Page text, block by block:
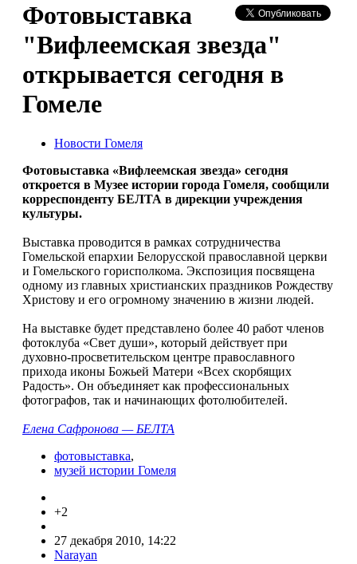
Фотовыставка
"Вифлеемская звезда"
открывается сегодня в
Гомеле
Новости Гомеля
Фотовыставка «Вифлеемская звезда» сегодня
откроется в Музее истории города Гомеля, сообщили
корреспонденту БЕЛТА в дирекции учреждения
культуры.
Выставка проводится в рамках сотрудничества
Гомельской епархии Белорусской православной церкви
и Гомельского горисполкома. Экспозиция посвящена
одному из главных христианских праздников Рождеству
Христову и его огромному значению в жизни людей.
На выставке будет представлено более 40 работ членов
фотоклуба «Свет души», который действует при
духовно-просветительском центре православного
прихода иконы Божьей Матери «Всех скорбящих
Радость». Он объединяет как профессиональных
фотографов, так и начинающих фотолюбителей.
Елена Сафронова — БЕЛТА
фотовыставка,
музей истории Гомеля
+2
27 декабря 2010, 14:22
Narayan